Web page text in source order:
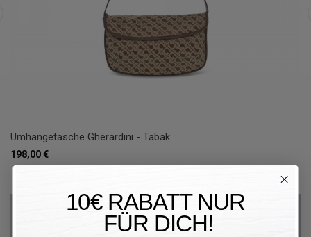
Umhängetasche Gherardini - Tabak
198,00 €
10€ RABATT NUR
FÜR DICH!